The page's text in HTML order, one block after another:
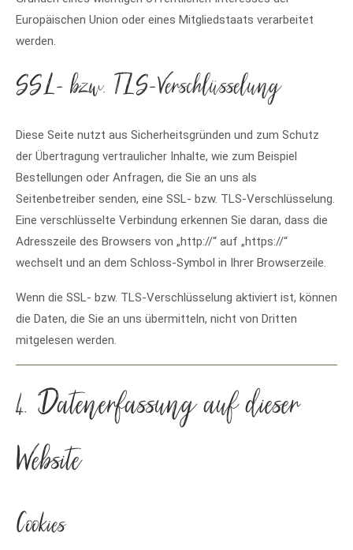
Europäischen Union oder eines Mitgliedstaats verarbeitet
werden.
SSL- bzw. TLS-Verschlüsselung
Diese Seite nutzt aus Sicherheitsgründen und zum Schutz
der Übertragung vertraulicher Inhalte, wie zum Beispiel
Bestellungen oder Anfragen, die Sie an uns als
Seitenbetreiber senden, eine SSL- bzw. TLS-Verschlüsselung.
Eine verschlüsselte Verbindung erkennen Sie daran, dass die
Adresszeile des Browsers von „http://“ auf „https://“
wechselt und an dem Schloss-Symbol in Ihrer Browserzeile.
Wenn die SSL- bzw. TLS-Verschlüsselung aktiviert ist, können
die Daten, die Sie an uns übermitteln, nicht von Dritten
mitgelesen werden.
4. Datenerfassung auf dieser
Website
Cookies